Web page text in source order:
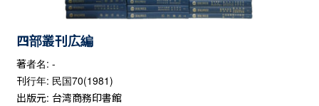
四部叢刊広編
著者名: -
刊行年: 民国70(1981)
出版元: 台湾商務印書館